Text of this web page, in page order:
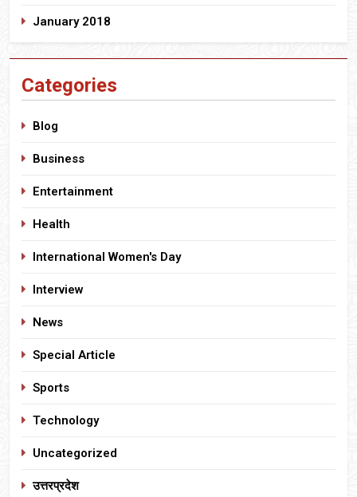
January 2018
Categories
Blog
Business
Entertainment
Health
International Women's Day
Interview
News
Special Article
Sports
Technology
Uncategorized
उत्तरप्रदेश